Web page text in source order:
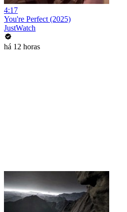
4:17
You're Perfect (2025)
JustWatch
há 12 horas